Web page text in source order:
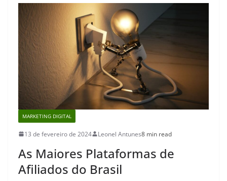
MARKETING DIGITAL
13 de fevereiro de 2024 Leonel Antunes8 min read
As Maiores Plataformas de
Afiliados do Brasil